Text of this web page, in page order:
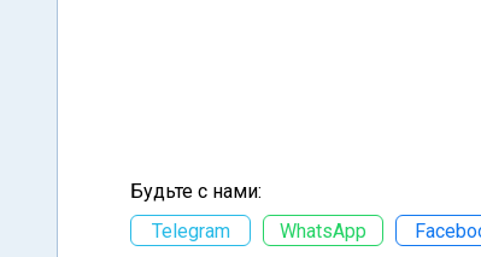
Будьте с нами:
Telegram
WhatsApp